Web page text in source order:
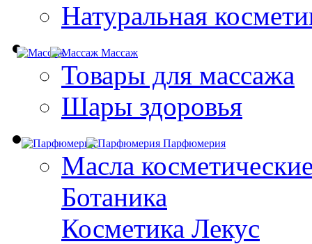
Натуральная
Массаж
Товары для массажа
Шары здоровья
Парфюмерия
Масла
Ботаника
Косметика Лекус